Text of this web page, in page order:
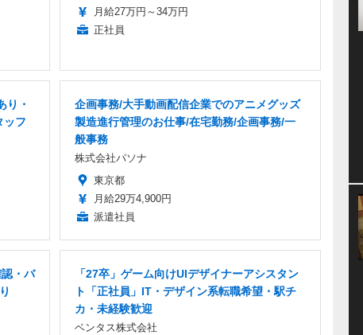
月給27万円～34万円
正社員
り・
ッフ
企画事務/大手動画配信企業でのアニメグッズ
製造進行管理のお仕事/在宅勤務/企画事務/一
般事務
株式会社パソナ
東京都
月給29万4,900円
派遣社員
・バ
「27卒」ゲーム向けUIデザイナーアシスタン
ト「正社員」IT・デザイン系転職希望・駅チ
カ・未経験歓迎
ベンタス株式会社